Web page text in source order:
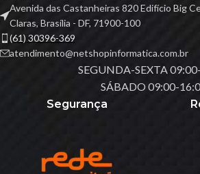
Avenida das Castanheiras 820 Edifício Big
Claras, Brasília - DF, 71900-100
(61) 30396-369
atendimento@netshopinformatica.com.br
SEGUNDA-SEXTA
SÁBADO 09:00-
Segurança